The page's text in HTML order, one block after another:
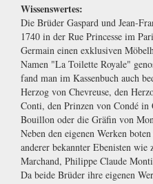
Wissenswertes:
Die Brüder Gaspard und Jean-
1740 in der Rue Princesse im
Germain einen exklusiven
Namen "La Toilette Royale"
fand man im Kassenbuch auch
Herzog von Chevreuse, den
Conti, den Prinzen von Condé
Bouillon oder die Gräfin von
Neben den eigenen Werken
anderer bekannter Ebenisten wie
Marchand, Philippe Claude
Da beide Brüder ihre eigenen